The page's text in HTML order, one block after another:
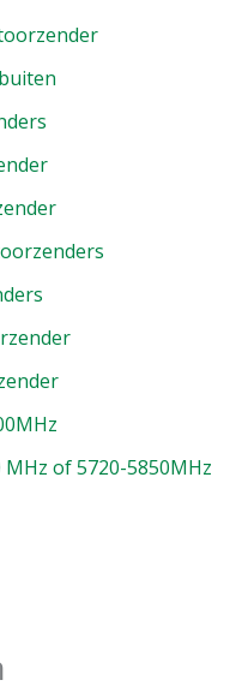
MHz of 5720-5850MHz